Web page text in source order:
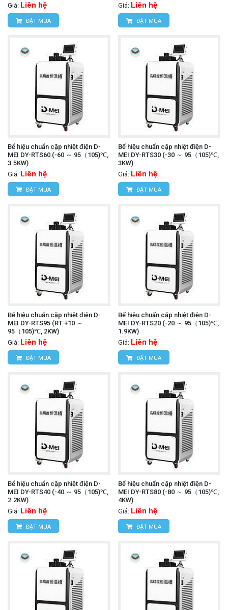
Giá: Liên hệ
ĐẶT MUA
Giá: Liên hệ
ĐẶT MUA
Bể hiệu chuẩn cặp nhiệt điện D-
MEI DY-RTS60 (-60 ～ 95（105)℃,
3.5KW)
Giá: Liên hệ
ĐẶT MUA
Bể hiệu chuẩn cặp nhiệt điện D-
MEI DY-RTS30 (-30 ～ 95（105)℃,
3KW)
Giá: Liên hệ
ĐẶT MUA
Bể hiệu chuẩn cặp nhiệt điện D-
MEI DY-RTS95 (RT +10 ～
95（105)℃, 2KW)
Giá: Liên hệ
ĐẶT MUA
Bể hiệu chuẩn cặp nhiệt điện D-
MEI DY-RTS20 (-20 ～ 95（105)℃,
1.9KW)
Giá: Liên hệ
ĐẶT MUA
Bể hiệu chuẩn cặp nhiệt điện D-
MEI DY-RTS40 (-40 ～ 95（105)℃,
2.2KW)
Giá: Liên hệ
ĐẶT MUA
Bể hiệu chuẩn cặp nhiệt điện D-
MEI DY-RTS80 (-80 ～ 95（105)℃,
4KW)
Giá: Liên hệ
ĐẶT MUA